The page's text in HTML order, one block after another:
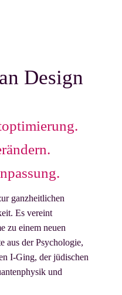
Design
ganzheitlichen
Es vereint
zu einem neuen
aus der Psychologie,
I-Ging, der jüdischen
und